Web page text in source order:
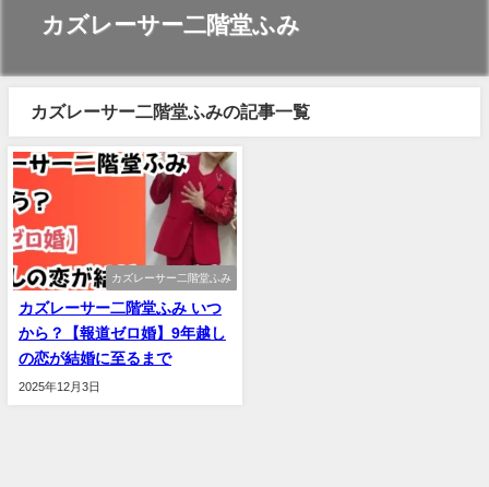
カズレーサー二階堂ふみ
カズレーサー二階堂ふみの記事一覧
カズレーサー二階堂ふみ
カズレーサー二階堂ふみ いつ
から？【報道ゼロ婚】9年越し
の恋が結婚に至るまで
2025年12月3日